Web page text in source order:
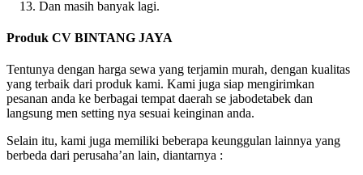
Dan masih banyak lagi.
Produk CV BINTANG JAYA
Tentunya dengan harga sewa yang terjamin murah, dengan kualitas
yang terbaik dari produk kami. Kami juga siap mengirimkan
pesanan anda ke berbagai tempat daerah se jabodetabek dan
langsung men setting nya sesuai keinginan anda.
Selain itu, kami juga memiliki beberapa keunggulan lainnya yang
berbeda dari perusaha’an lain, diantarnya :